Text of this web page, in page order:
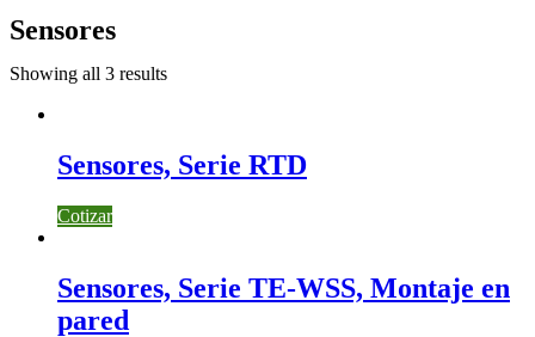
Sensores
Showing all 3 results
Sensores, Serie RTD
Cotizar
Sensores, Serie TE-WSS, Montaje en
pared